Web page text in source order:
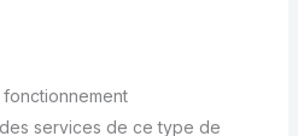
services de ce type de